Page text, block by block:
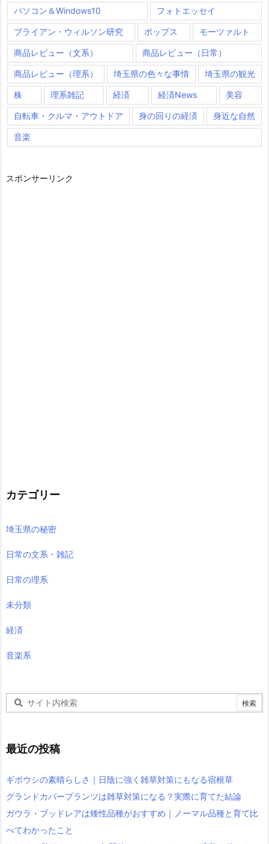
パソコン＆Windows10 フォトエッセイ
ブライアン・ウィルソン研究 ポップス モーツァルト
商品レビュー（文系） 商品レビュー（日常）
商品レビュー（理系） 埼玉県の色々な事情 埼玉県の観光
株 理系雑記 経済 経済News 美容
自転車・クルマ・アウトドア 身の回りの経済 身近な自然
音楽
スポンサーリンク
カテゴリー
埼玉県の秘密
日常の文系・雑記
日常の理系
未分類
経済
音楽系
最近の投稿
ギボウシの素晴らしさ｜日陰に強く雑草対策にもなる宿根草
グランドカバープランツは雑草対策になる？実際に育てた結論
ガウラ・ブッドレアは矮性品種がおすすめ｜ノーマル品種と育て比
べてわかったこと